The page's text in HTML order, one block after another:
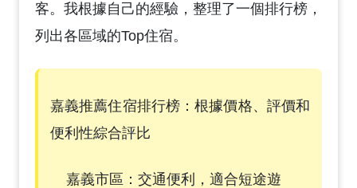
客。我根據自己的經驗，整理了一個排行榜，
列出各區域的Top住宿。
嘉義推薦住宿排行榜：根據價格、評價和
便利性綜合評比
嘉義市區：交通便利，適合短途遊